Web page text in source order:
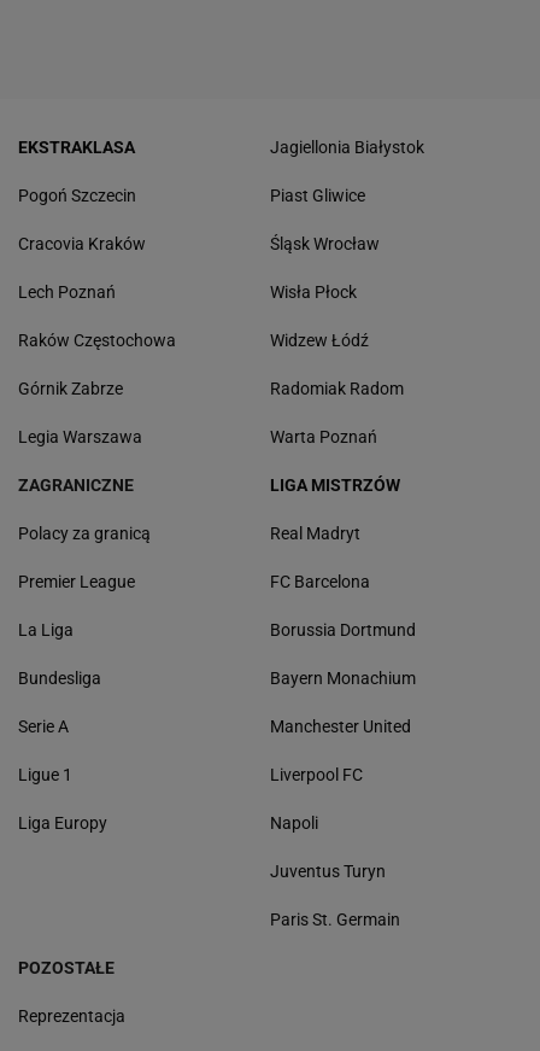
EKSTRAKLASA
Pogoń Szczecin
Cracovia Kraków
Lech Poznań
Raków Częstochowa
Górnik Zabrze
Legia Warszawa
Jagiellonia Białystok
Piast Gliwice
Śląsk Wrocław
Wisła Płock
Widzew Łódź
Radomiak Radom
Warta Poznań
ZAGRANICZNE
Polacy za granicą
Premier League
La Liga
Bundesliga
Serie A
Ligue 1
Liga Europy
LIGA MISTRZÓW
Real Madryt
FC Barcelona
Borussia Dortmund
Bayern Monachium
Manchester United
Liverpool FC
Napoli
Juventus Turyn
Paris St. Germain
POZOSTAŁE
Reprezentacja